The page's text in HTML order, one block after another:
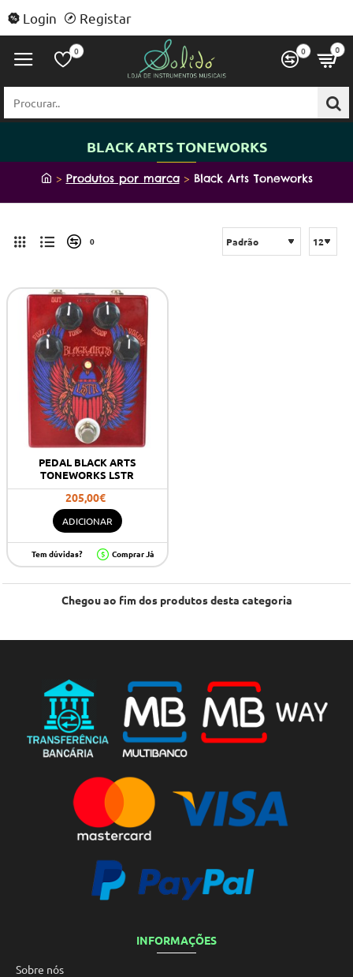
Login Registar
0 0 0
Procurar..
BLACK ARTS TONEWORKS
h
Produtos por marca Black Arts Toneworks
0
PEDAL BLACK ARTS
TONEWORKS LSTR
205,00€
ADICIONAR
Tem dúvidas? Comprar Já
Chegou ao fim dos produtos desta categoria
INFORMAÇÕES
Sobre nós